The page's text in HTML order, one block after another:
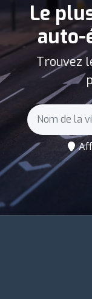
Le
auto-
Trouvez